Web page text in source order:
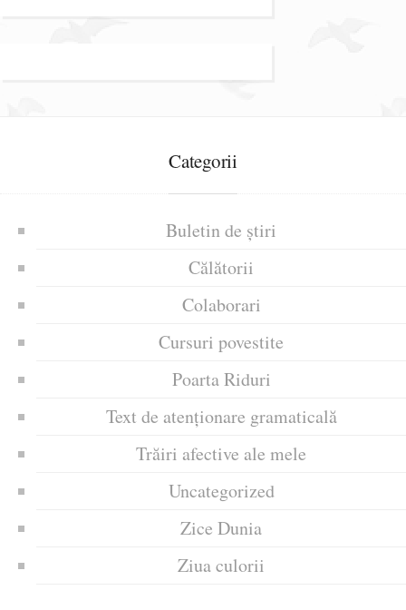
Categorii
Buletin de știri
Călătorii
Colaborari
Cursuri povestite
Poarta Riduri
Text de atenționare gramaticală
Trăiri afective ale mele
Uncategorized
Zice Dunia
Ziua culorii